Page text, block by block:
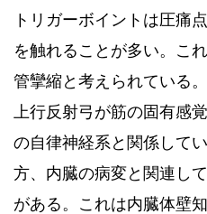
トリガーボイントは圧痛
を触れることが多い。こ
管攣縮と考えられている。
上行反射弓が筋の固有感
の自律神経系と関係して
方、 内臓の病変と関連し
がある。 これは内臓体壁